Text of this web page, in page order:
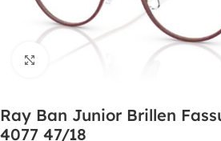
Ray Ban Junior Brillen
4077 47/18